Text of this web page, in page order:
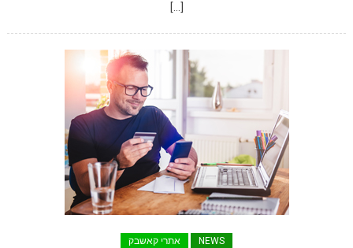
[…]
NEWS אתרי קאשבק